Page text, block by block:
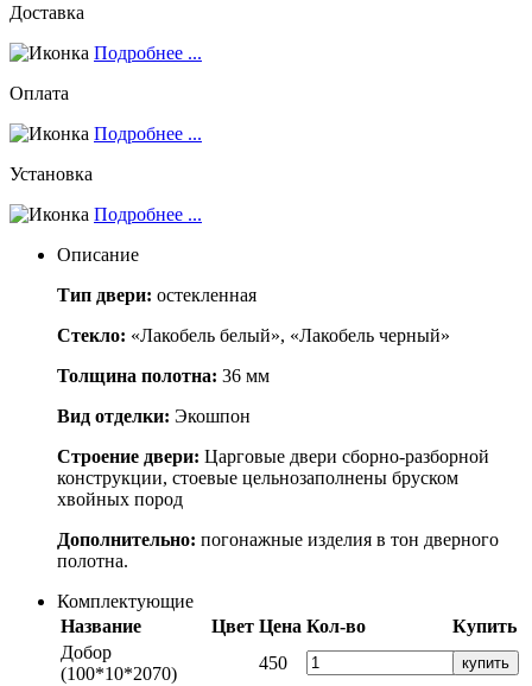
Доставка
Подробнее ...
Оплата
Подробнее ...
Установка
Подробнее ...
Описание
Тип двери: остекленная
Стекло: «Лакобель белый», «Лакобель черный»
Толщина полотна: 36 мм
Вид отделки: Экошпон
Строение двери: Царговые двери сборно-разборной
конструкции, стоевые цельнозаполнены бруском
хвойных пород
Дополнительно: погонажные изделия в тон дверного
полотна.
Комплектующие
Название
Цвет Цена Кол-во
Купить
Добор
(100*10*2070)
450 купить